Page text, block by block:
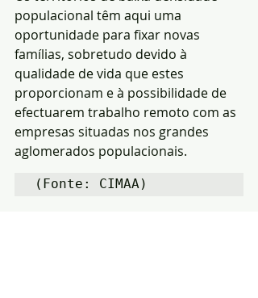
populacional têm aqui uma
oportunidade para fixar novas
famílias, sobretudo devido à
qualidade de vida que estes
proporcionam e à possibilidade de
efectuarem trabalho remoto com as
empresas situadas nos grandes
aglomerados populacionais.
(Fonte: CIMAA)